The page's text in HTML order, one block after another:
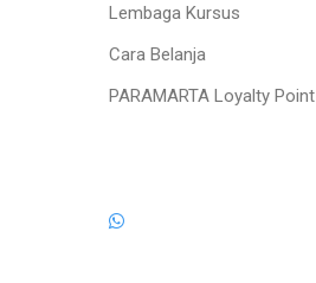
Lembaga Kursus
Cara Belanja
PARAMARTA Loyalty Point